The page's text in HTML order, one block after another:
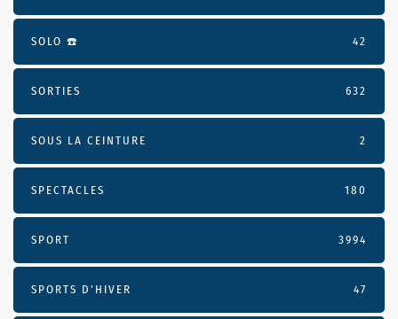
SOLO ☎️ 42
SORTIES 632
SOUS LA CEINTURE 2
SPECTACLES 180
SPORT 3994
SPORTS D'HIVER 47